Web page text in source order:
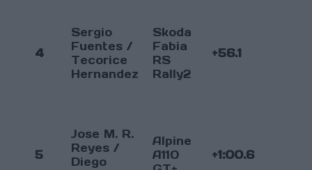
4
Sergio
Fuentes /
Tecorice
Hernandez
Skoda
Fabia
RS
Rally2
+56.1
5
Jose M. R.
Reyes /
Diego
Alpine
A110
+1:00.6